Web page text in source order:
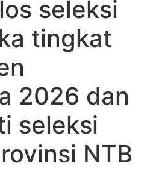
seleksi
tingkat
2026 dan
seleksi
NTB